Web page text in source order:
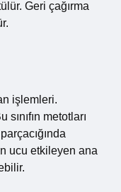
Geri çağırma
işlemleri.
sınıfın metotları
ucu etkileyen ana